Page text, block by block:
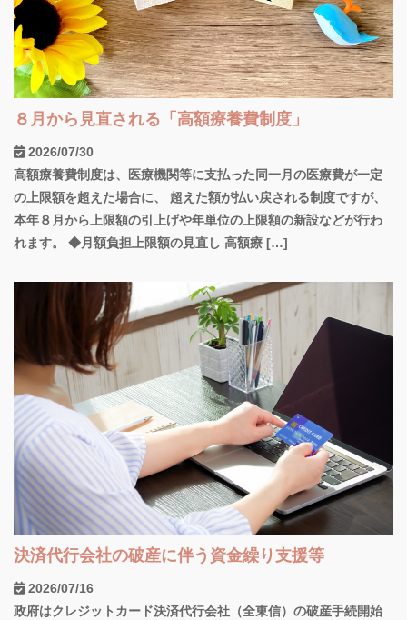
８月から見直される「高額療養費制度」
2026/07/30
高額療養費制度は、医療機関等に支払った同一月の医療費が一定
の上限額を超えた場合に、 超えた額が払い戻される制度ですが、
本年８月から上限額の引上げや年単位の上限額の新設などが行わ
れます。 ◆月額負担上限額の見直し 高額療 […]
決済代行会社の破産に伴う資金繰り支援等
2026/07/16
政府はクレジットカード決済代行会社（全東信）の破産手続開始